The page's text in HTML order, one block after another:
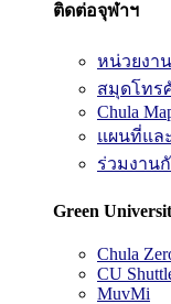
ติดต่อจุฬาฯ
หน่วยงา
สมุดโทร
Chula
แผนที่แล
ร่วมงาน
Green
Chula
CU
MuvMi